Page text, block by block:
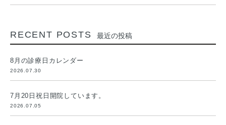
RECENT POSTS 最近の投稿
8月の診療日カレンダー
2026.07.30
7月20日祝日開院しています。
2026.07.05